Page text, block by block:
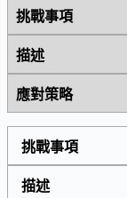
挑戰事項
描述
應對策略